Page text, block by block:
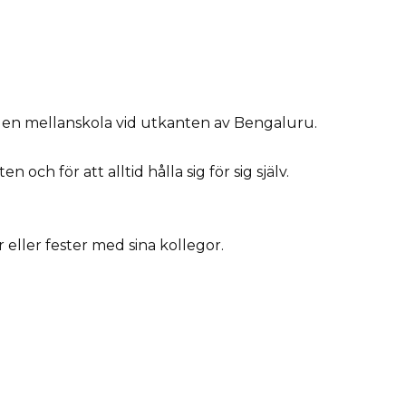
mellanskola vid utkanten av Bengaluru.
och för att alltid hålla sig för sig själv.
eller fester med sina kollegor.